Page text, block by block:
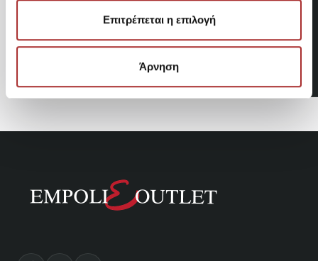
Επιτρέπεται η επιλογή
Άρνηση
COLUMBIA T-shirt Kwick Hike™ Ανδρικό